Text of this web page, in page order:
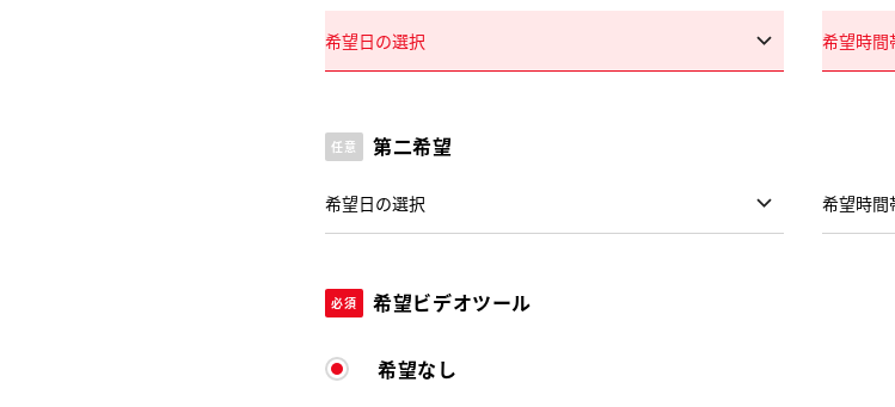
任意 第二希望
必須 希望ビデオツール
希望なし